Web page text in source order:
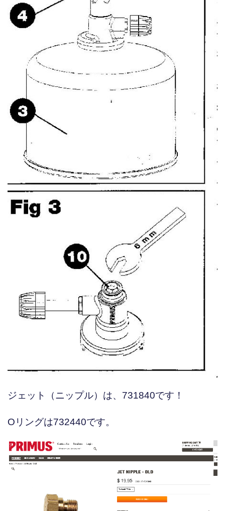
ジェット（ニップル）は、731840です！
Oリングは732440です。